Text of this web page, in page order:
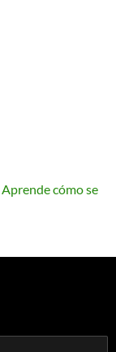
Aprende cómo se